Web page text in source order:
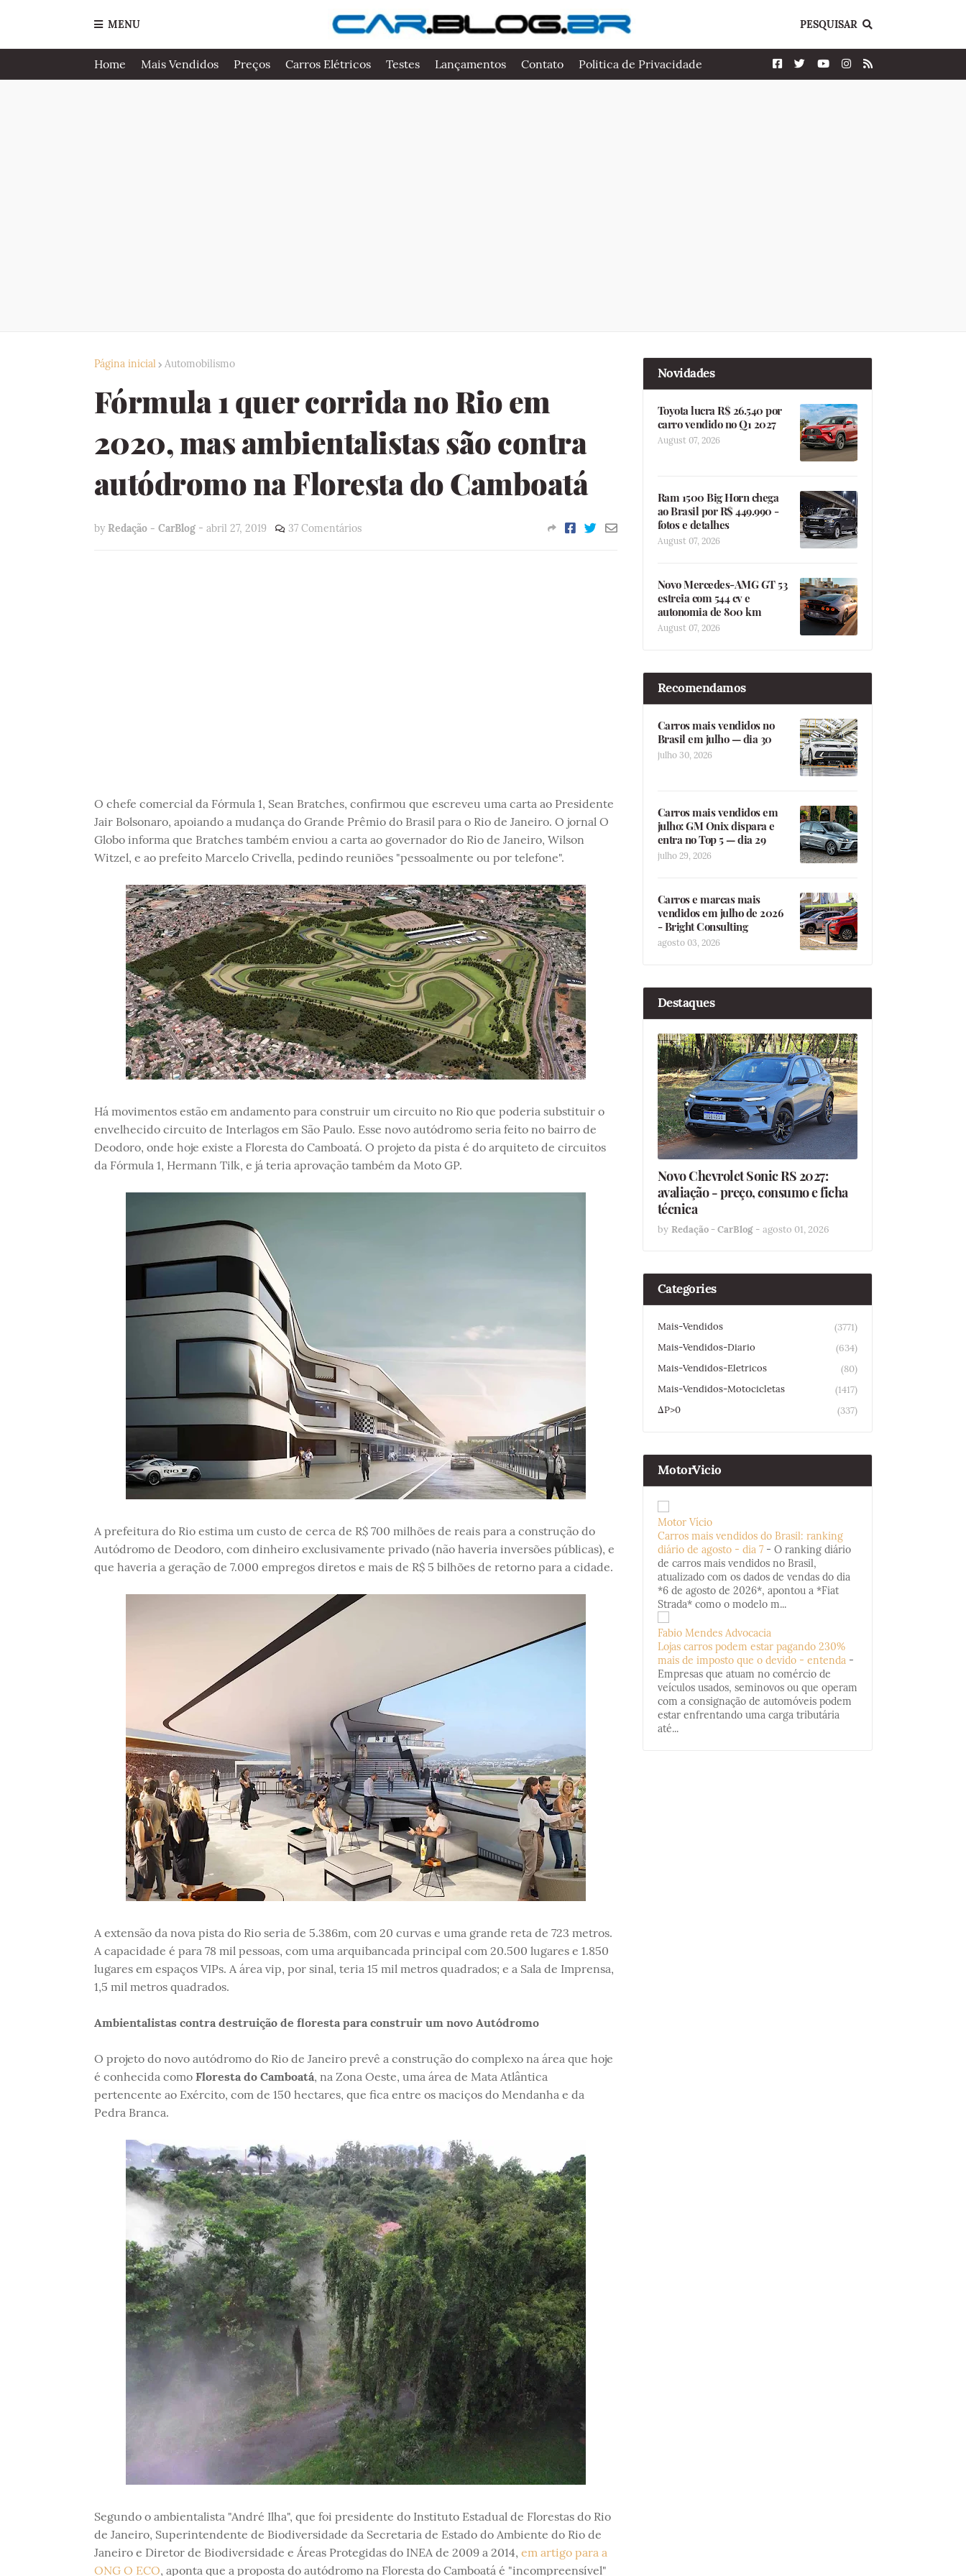
MENU PESQUISAR
Home Mais Vendidos Preços Carros Elétricos Testes Lançamentos Contato Politica de Privacidade
Página inicial Automobilismo
Fórmula 1 quer corrida no Rio em
2020, mas ambientalistas são contra
autódromo na Floresta do Camboatá
by Redação - CarBlog - abril 27, 2019 37 Comentários
O chefe comercial da Fórmula 1, Sean Bratches, confirmou que escreveu uma carta ao Presidente
Jair Bolsonaro, apoiando a mudança do Grande Prêmio do Brasil para o Rio de Janeiro. O jornal O
Globo informa que Bratches também enviou a carta ao governador do Rio de Janeiro, Wilson
Witzel, e ao prefeito Marcelo Crivella, pedindo reuniões "pessoalmente ou por telefone".
Há movimentos estão em andamento para construir um circuito no Rio que poderia substituir o
envelhecido circuito de Interlagos em São Paulo. Esse novo autódromo seria feito no bairro de
Deodoro, onde hoje existe a Floresta do Camboatá. O projeto da pista é do arquiteto de circuitos
da Fórmula 1, Hermann Tilk, e já teria aprovação também da Moto GP.
A prefeitura do Rio estima um custo de cerca de R$ 700 milhões de reais para a construção do
Autódromo de Deodoro, com dinheiro exclusivamente privado (não haveria inversões públicas), e
que haveria a geração de 7.000 empregos diretos e mais de R$ 5 bilhões de retorno para a cidade.
A extensão da nova pista do Rio seria de 5.386m, com 20 curvas e uma grande reta de 723 metros.
A capacidade é para 78 mil pessoas, com uma arquibancada principal com 20.500 lugares e 1.850
lugares em espaços VIPs. A área vip, por sinal, teria 15 mil metros quadrados; e a Sala de Imprensa,
1,5 mil metros quadrados.
Ambientalistas contra destruição de floresta para construir um novo Autódromo
O projeto do novo autódromo do Rio de Janeiro prevê a construção do complexo na área que hoje
é conhecida como Floresta do Camboatá, na Zona Oeste, uma área de Mata Atlântica
pertencente ao Exército, com de 150 hectares, que fica entre os maciços do Mendanha e da
Pedra Branca.
Segundo o ambientalista "André Ilha", que foi presidente do Instituto Estadual de Florestas do Rio
de Janeiro, Superintendente de Biodiversidade da Secretaria de Estado do Ambiente do Rio de
Janeiro e Diretor de Biodiversidade e Áreas Protegidas do INEA de 2009 a 2014, em artigo para a
ONG O ECO, aponta que a proposta do autódromo na Floresta do Camboatá é "incompreensível"
Novidades
Toyota lucra R$ 26.540 por
carro vendido no Q1 2027
August 07, 2026
Ram 1500 Big Horn chega
ao Brasil por R$ 449.990 -
fotos e detalhes
August 07, 2026
Novo Mercedes-AMG GT 53
estreia com 544 cv e
autonomia de 800 km
August 07, 2026
Recomendamos
Carros mais vendidos no
Brasil em julho — dia 30
julho 30, 2026
Carros mais vendidos em
julho: GM Onix dispara e
entra no Top 5 — dia 29
julho 29, 2026
Carros e marcas mais
vendidos em julho de 2026
- Bright Consulting
agosto 03, 2026
Destaques
Novo Chevrolet Sonic RS 2027:
avaliação - preço, consumo e ficha
técnica
by Redação - CarBlog - agosto 01, 2026
Categories
Mais-Vendidos
(3771)
Mais-Vendidos-Diario
(634)
Mais-Vendidos-Eletricos
(80)
Mais-Vendidos-Motocicletas
(1417)
ΔP>0
(337)
MotorVicio
Motor Vício
Carros mais vendidos do Brasil: ranking
diário de agosto - dia 7 - O ranking diário
de carros mais vendidos no Brasil,
atualizado com os dados de vendas do dia
*6 de agosto de 2026*, apontou a *Fiat
Strada* como o modelo m...
Fabio Mendes Advocacia
Lojas carros podem estar pagando 230%
mais de imposto que o devido - entenda -
Empresas que atuam no comércio de
veículos usados, seminovos ou que operam
com a consignação de automóveis podem
estar enfrentando uma carga tributária
até...